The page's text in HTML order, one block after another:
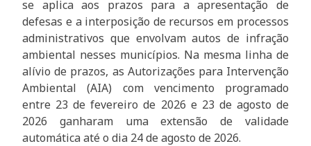
se aplica aos prazos para a apresentação de
defesas e a interposição de recursos em processos
administrativos que envolvam autos de infração
ambiental nesses municípios. Na mesma linha de
alívio de prazos, as Autorizações para Intervenção
Ambiental (AIA) com vencimento programado
entre 23 de fevereiro de 2026 e 23 de agosto de
2026 ganharam uma extensão de validade
automática até o dia 24 de agosto de 2026.